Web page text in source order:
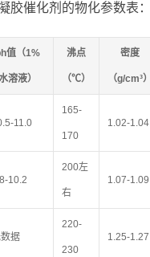
胶催化剂的物化参数表：
值（1%
溶液）
沸点
（℃）
密度
（g/cm³）
11.0
165-
170
1.02-1.04
10.2
200左
右
1.07-1.09
据
220-
230
1.25-1.27